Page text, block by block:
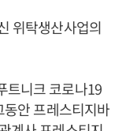
위탁생산사업의
트니크 코로나19
안 프레스티지바